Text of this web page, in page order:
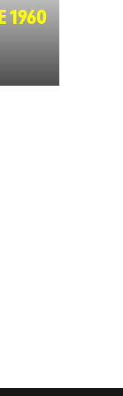
1960